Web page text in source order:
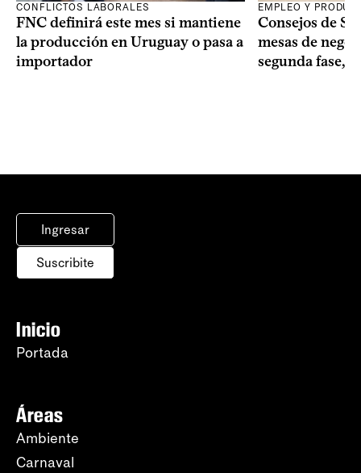
CONFLICTOS LABORALES
FNC definirá este mes si mantiene
la producción en Uruguay o pasa a
importador
EMPLEO Y
Consejos de
mesas de
segunda fase,
Ingresar
Suscribite
Inicio
Portada
Áreas
Ambiente
Carnaval